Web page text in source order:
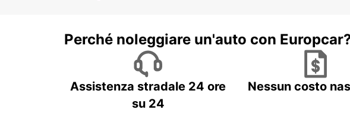
Perché noleggiare un'auto con
Assistenza stradale 24 ore
su 24
Nessun costo